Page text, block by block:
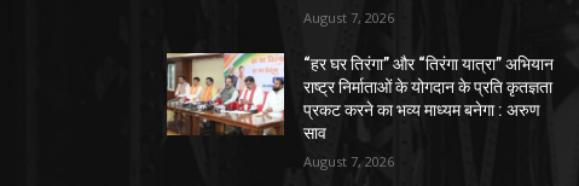
August 7, 2026
“हर घर तिरंगा” और “तिरंगा यात्रा” अभियान
राष्ट्र निर्माताओं के योगदान के प्रति कृतज्ञता
प्रकट करने का भव्य माध्यम बनेगा : अरुण
साव
August 7, 2026